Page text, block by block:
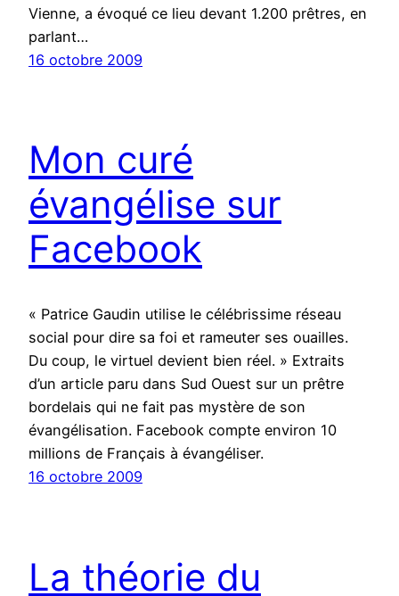
Vienne, a évoqué ce lieu devant 1.200 prêtres, en
parlant…
16 octobre 2009
Mon curé
évangélise sur
Facebook
« Patrice Gaudin utilise le célébrissime réseau
social pour dire sa foi et rameuter ses ouailles.
Du coup, le virtuel devient bien réel. » Extraits
d’un article paru dans Sud Ouest sur un prêtre
bordelais qui ne fait pas mystère de son
évangélisation. Facebook compte environ 10
millions de Français à évangéliser.
16 octobre 2009
La théorie du